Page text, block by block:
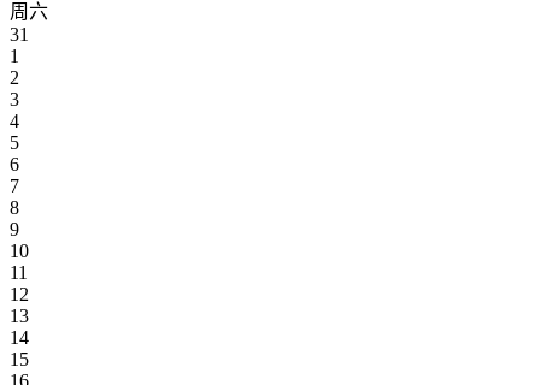
周六
31
1
2
3
4
5
6
7
8
9
10
11
12
13
14
15